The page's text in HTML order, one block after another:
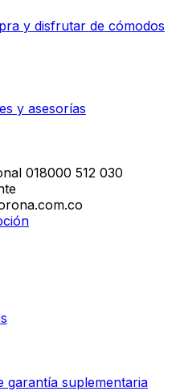
y disfrutar de cómodos
y asesorías
018000 512 030
garantía suplementaria